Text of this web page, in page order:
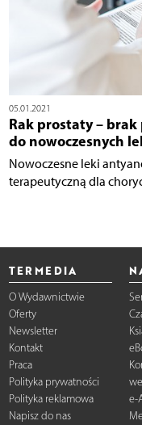
05.01.2021
Rak prostaty –
do nowoczesnych
Nowoczesne leki
terapeutyczną dla
TERMEDIA
O Wydawnictwie
Oferty
Newsletter
Kontakt
Praca
Polityka prywatności
Polityka reklamowa
Napisz do nas
e-